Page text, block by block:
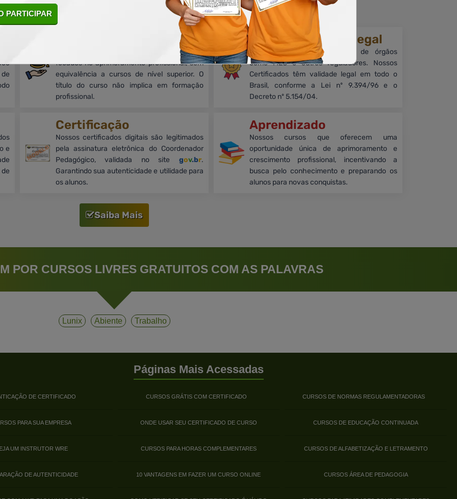
Cursos on-line, livres e de nível básico,
focados no aprimoramento profissional, sem
equivalência a cursos de nível superior. O
título do curso não implica em formação
profissional.
Reconhecimento legal
Embora sem reconhecimento de órgãos
como MEC e outros reguladores. Nossos
Certificados têm validade legal em todo o
Brasil, conforme a Lei nº 9.394/96 e o
Decreto nº 5.154/04.
e
Certificação
Nossos certificados digitais são legitimados
pela assinatura eletrônica do Coordenador
Pedagógico, validada no site gov.br.
Garantindo sua autenticidade e utilidade para
os alunos.
Aprendizado
Nossos cursos que oferecem uma
oportunidade única de aprimoramento e
crescimento profissional, incentivando a
busca pelo conhecimento e preparando os
alunos para novas conquistas.
Saiba Mais
POR CURSOS LIVRES GRATUITOS COM AS PALAVRAS
Lunix Abiente Trabalho
Páginas Mais Acessadas
DE CERTIFICADO
PARA SUA EMPRESA
UM INSTRUTOR WRE
DE AUTENTICIDADE
CURSOS GRÁTIS COM CERTIFICADO
ONDE USAR SEU CERTIFICADO DE CURSO
CURSOS PARA HORAS COMPLEMENTARES
10 VANTAGENS EM FAZER UM CURSO ONLINE
CURSOS DE NORMAS REGULAMENTADORAS
CURSOS DE EDUCAÇÃO CONTINUADA
CURSOS DE ALFABETIZAÇÃO E LETRAMENTO
CURSOS ÁREA DE PEDAGOGIA
PARTICIPAR